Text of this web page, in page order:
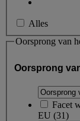
Alles
Oorsprong van
Oorsprong
Facet
EU (31)